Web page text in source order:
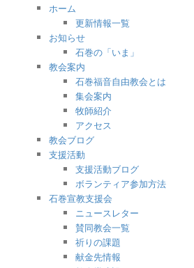
ホーム
更新情報一覧
お知らせ
石巻の「いま」
教会案内
石巻福音自由教会とは
集会案内
牧師紹介
アクセス
教会ブログ
支援活動
支援活動ブログ
ボランティア参加方法
石巻宣教支援会
ニュースレター
賛同教会一覧
祈りの課題
献金先情報